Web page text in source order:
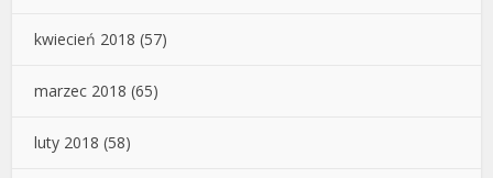
kwiecień 2018 (57)
marzec 2018 (65)
luty 2018 (58)